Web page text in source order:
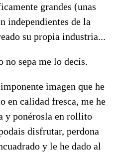
grandes (unas
independientes de la
su propia industria...
no sepa me lo decís.
imagen que he
en calidad fresca, me he
y ponérosla en rollito
disfrutar, perdona
y le he dado al